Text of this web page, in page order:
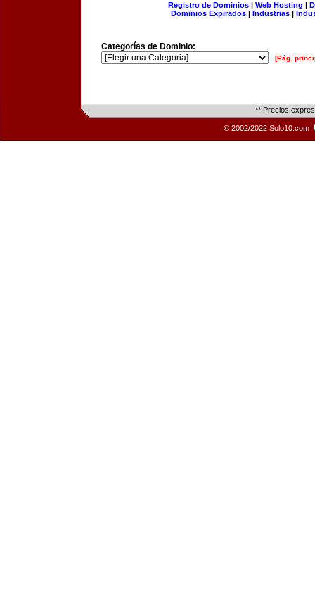
Registro de Dominios| Web Hosting |
Dominios Expirados | Industrias |
Categorías de Dominio:
[Pág.
** Precios
© 2002/2022 Solo10.com